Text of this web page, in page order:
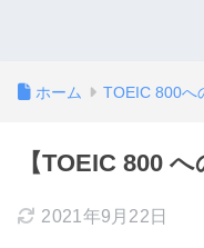
ホーム TOEIC 800へ
【TOEIC 800
2021年9月22日